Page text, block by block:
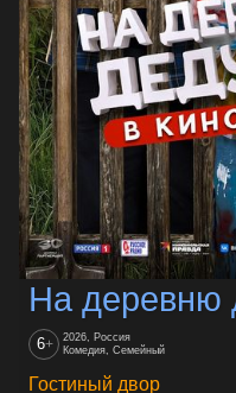
На деревню
6+
2026, Россия
Комедия, Семейный
Гостиный двор